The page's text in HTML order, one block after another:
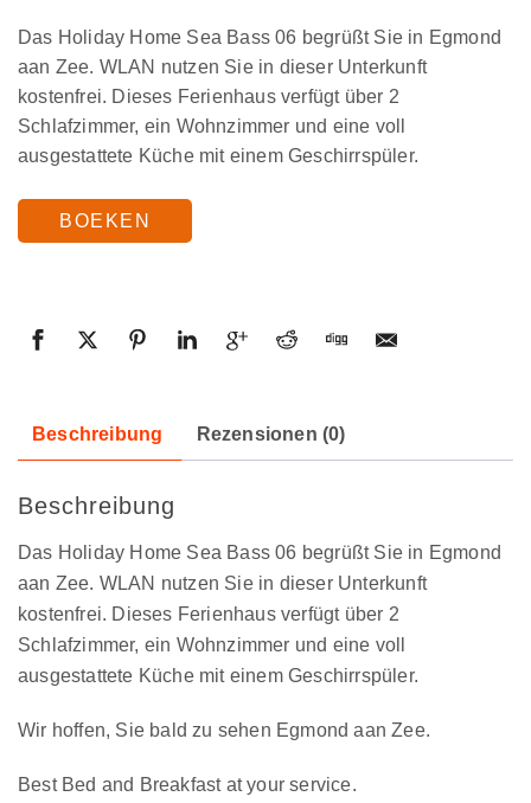
Das Holiday Home Sea Bass 06 begrüßt Sie in Egmond
aan Zee. WLAN nutzen Sie in dieser Unterkunft
kostenfrei. Dieses Ferienhaus verfügt über 2
Schlafzimmer, ein Wohnzimmer und eine voll
ausgestattete Küche mit einem Geschirrspüler.
BOEKEN
Beschreibung Rezensionen (0)
Beschreibung
Das Holiday Home Sea Bass 06 begrüßt Sie in Egmond
aan Zee. WLAN nutzen Sie in dieser Unterkunft
kostenfrei. Dieses Ferienhaus verfügt über 2
Schlafzimmer, ein Wohnzimmer und eine voll
ausgestattete Küche mit einem Geschirrspüler.
Wir hoffen, Sie bald zu sehen Egmond aan Zee.
Best Bed and Breakfast at your service.